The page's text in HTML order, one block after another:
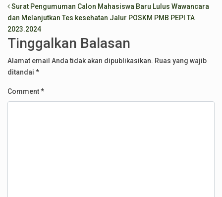
Post navigation
Surat Pengumuman Calon Mahasiswa Baru Lulus Wawancara
dan Melanjutkan Tes kesehatan Jalur POSKM PMB PEPI TA
2023.2024
Tinggalkan Balasan
Alamat email Anda tidak akan dipublikasikan. Ruas yang wajib
ditandai *
Comment*